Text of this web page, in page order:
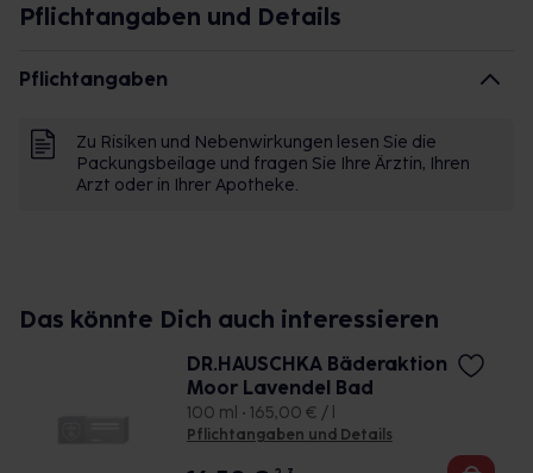
Pflichtangaben und Details
Pflichtangaben
Zu Risiken und Nebenwirkungen lesen Sie die
Packungsbeilage und fragen Sie Ihre Ärztin, Ihren
Arzt oder in Ihrer Apotheke.
Das könnte Dich auch interessieren
DR.HAUSCHKA Bäderaktion
Moor Lavendel Bad
100 ml • 165,00 € / l
Pflichtangaben und Details